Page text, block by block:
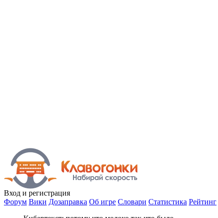
Вход и регистрация
Форум Вики Дозаправка Об игре Словари Статистика Рейтинг